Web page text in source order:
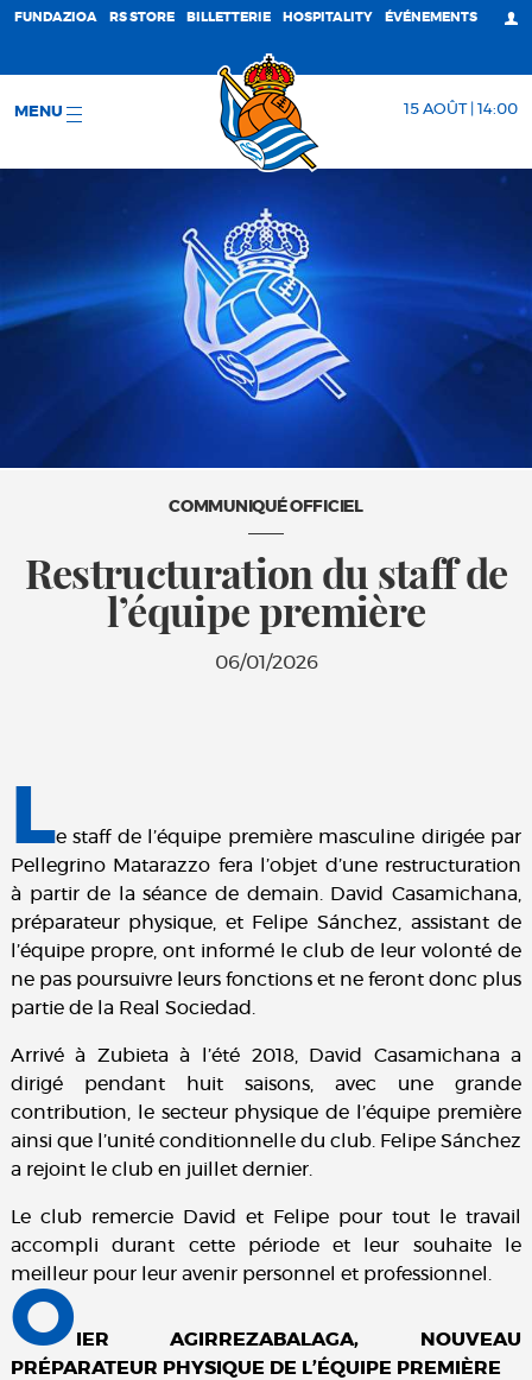
FUNDAZIOA RS STORE BILLETTERIE HOSPITALITY ÉVÉNEMENTS
MENU 15 AOÛT | 14:00
COMMUNIQUÉ OFFICIEL
Restructuration du staff de
l’équipe première
06/01/2026
Le staff de l’équipe première masculine dirigée par
Pellegrino Matarazzo fera l’objet d’une restructuration
à partir de la séance de demain. David Casamichana,
préparateur physique, et Felipe Sánchez, assistant de
l’équipe propre, ont informé le club de leur volonté de
ne pas poursuivre leurs fonctions et ne feront donc plus
partie de la Real Sociedad.
Arrivé à Zubieta à l’été 2018, David Casamichana a
dirigé pendant huit saisons, avec une grande
contribution, le secteur physique de l’équipe première
ainsi que l’unité conditionnelle du club. Felipe Sánchez
a rejoint le club en juillet dernier.
Le club remercie David et Felipe pour tout le travail
accompli durant cette période et leur souhaite le
meilleur pour leur avenir personnel et professionnel.
O
IER AGIRREZABALAGA, NOUVEAU
PRÉPARATEUR PHYSIQUE DE L’ÉQUIPE PREMIÈRE